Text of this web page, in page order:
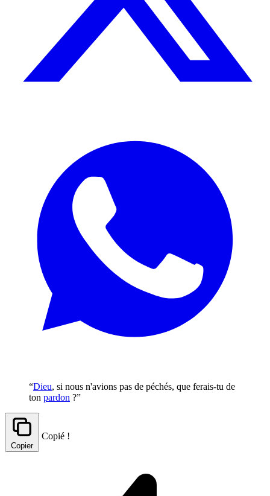
“Dieu, si nous n'avions pas de péchés, que ferais-tu de
ton pardon ?”
Copier
Copié !